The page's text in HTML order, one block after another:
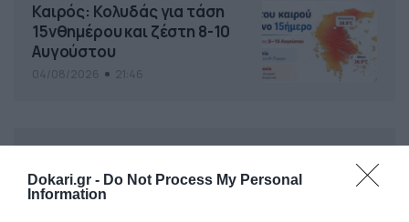
Dokari.gr - Do Not Process My Personal
Information
Καιρός: Κολυδάς για τάση
15νθημέρου και ζέστη 8-10
Αυγούστου